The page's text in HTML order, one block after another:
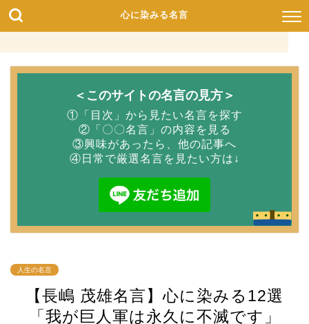
心に染みる名言
＜このサイトの名言の見方＞
①「目次」から見たい名言を探す
②「〇〇名言」の内容を見る
③興味があったら、他の記事へ
④日常で厳選名言を見たい方は↓
人生の名言
【長嶋 茂雄名言】心に染みる12選
「我が巨人軍は永久に不滅です」